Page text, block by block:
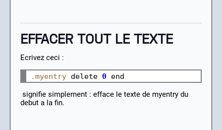
EFFACER TOUT LE TEXTE
Ecrivez ceci :
.myentry delete 0
signifie simplement : efface le texte de myentry du
debut a la fin.